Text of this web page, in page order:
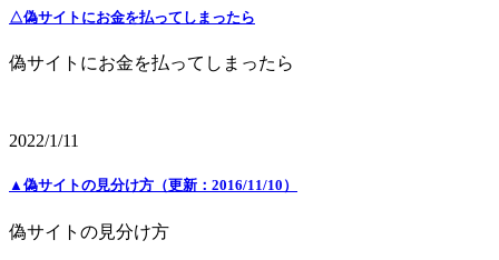
△偽サイトにお金を払ってしまったら
偽サイトにお金を払ってしまったら
2022/1/11
▲偽サイトの見分け方（更新：2016/11/10）
偽サイトの見分け方